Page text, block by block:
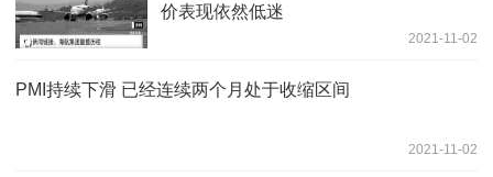
价表现依然低迷
2021-11-02
PMI持续下滑 已经连续两个月处于收缩区间
2021-11-02